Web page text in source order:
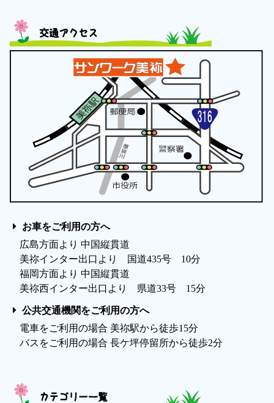
交通アクセス
お車をご利用の方へ
広島方面より 中国縦貫道
美祢インター出口より 国道435号 10分
福岡方面より 中国縦貫道
美祢西インター出口より 県道33号 15分
公共交通機関をご利用の方へ
電車をご利用の場合 美祢駅から徒歩15分
バスをご利用の場合 長ケ坪停留所から徒歩2分
カテゴリー一覧